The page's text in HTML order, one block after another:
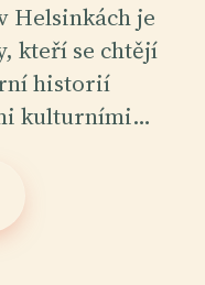
Helsinkách je
kteří se chtějí
historií
kulturními…